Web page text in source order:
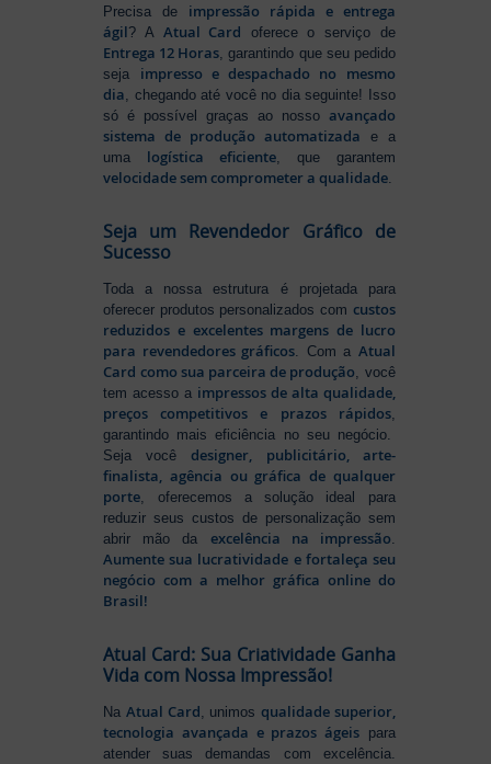
Precisa de impressão rápida e entrega
ágil? A Atual Card oferece o serviço de
Entrega 12 Horas, garantindo que seu pedido
seja impresso e despachado no mesmo
dia, chegando até você no dia seguinte! Isso
só é possível graças ao nosso avançado
sistema de produção automatizada e a
uma logística eficiente, que garantem
velocidade sem comprometer a qualidade.
Seja um Revendedor Gráfico de
Sucesso
Toda a nossa estrutura é projetada para
oferecer produtos personalizados com custos
reduzidos e excelentes margens de lucro
para revendedores gráficos . Com a Atual
Card como sua parceira de produção , você
tem acesso a impressos de alta qualidade,
preços competitivos e prazos rápidos,
garantindo mais eficiência no seu negócio.
Seja vocêdesigner, publicitário, arte-
finalista, agência ou gráfica de qualquer
porte , oferecemos a solução ideal para
reduzir seus custos de personalização sem
abrir mão da excelência na impressão
Aumente sua lucratividade e fortaleça seu
negócio com a melhor gráfica online do
Brasil!
Atual Card: Sua Criatividade Ganha
Vida com Nossa Impressão!
Na Atual Card , unimos qualidade superior,
tecnologia avançada e prazos ágeispara
atender suas demandas com excelência.